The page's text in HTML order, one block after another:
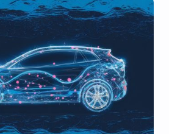
like you're
an ad-blocker!